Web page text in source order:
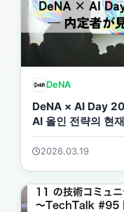
DeNA
DeNA × AI Day
AI 올인 전략의 현
2026.03.19